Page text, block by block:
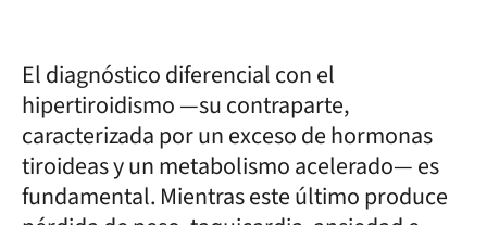
El diagnóstico diferencial con el
hipertiroidismo —su contraparte,
caracterizada por un exceso de hormonas
tiroideas y un metabolismo acelerado— es
fundamental. Mientras este último produce